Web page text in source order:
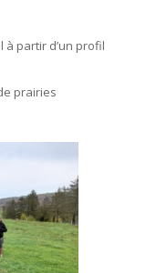
à partir d’un profil
prairies